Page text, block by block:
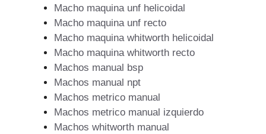
Macho maquina unf helicoidal
Macho maquina unf recto
Macho maquina whitworth helicoidal
Macho maquina whitworth recto
Machos manual bsp
Machos manual npt
Machos metrico manual
Machos metrico manual izquierdo
Machos whitworth manual